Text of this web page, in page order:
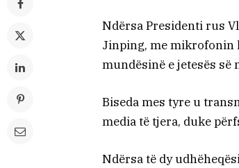
Ndërsa Presidenti rus
Jinping, me mikrofonin
mundësinë e jetesës së
Biseda mes tyre u
media të tjera, duke
Ndërsa të dy